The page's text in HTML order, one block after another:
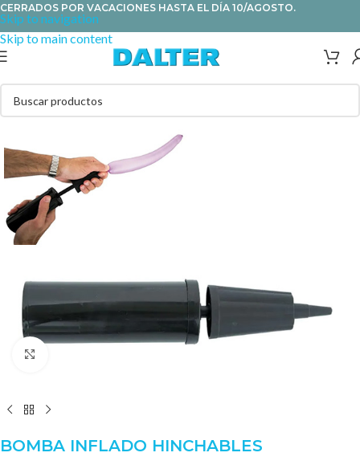
Skip to navigation
Skip to main content
CERRADOS POR VACACIONES HASTA EL DÍA 10/AGOSTO.
BOMBA INFLADO HINCHABLES